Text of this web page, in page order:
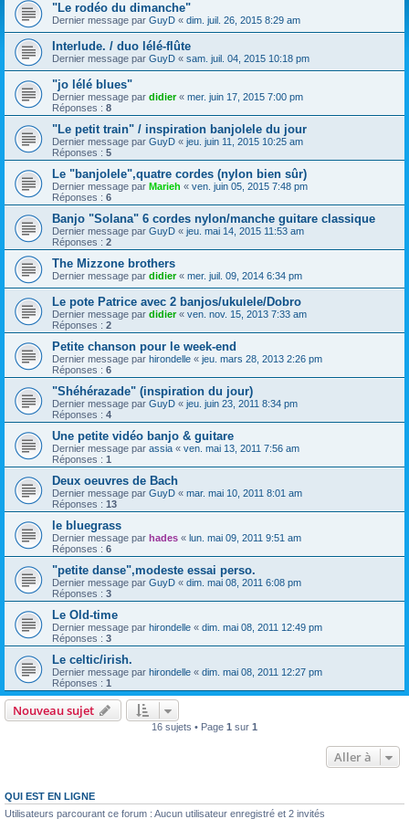
"Le rodéo du dimanche"
Dernier message par GuyD « dim. juil. 26, 2015 8:29 am
Interlude. / duo lélé-flûte
Dernier message par GuyD « sam. juil. 04, 2015 10:18 pm
"jo lélé blues"
Dernier message par didier« mer. juin 17, 2015 7:00 pm
Réponses : 8
"Le petit train" / inspiration banjolele du jour
Dernier message par GuyD « jeu. juin 11, 2015 10:25 am
Réponses : 5
Le "banjolele",quatre cordes (nylon bien sûr)
Dernier message par Marieh « ven. juin 05, 2015 7:48 pm
Réponses : 6
Banjo "Solana" 6 cordes nylon/manche guitare classique
Dernier message par GuyD « jeu. mai 14, 2015 11:53 am
Réponses : 2
The Mizzone brothers
Dernier message par didier« mer. juil. 09, 2014 6:34 pm
Le pote Patrice avec 2 banjos/ukulele/Dobro
Dernier message par didier« ven. nov. 15, 2013 7:33 am
Réponses : 2
Petite chanson pour le week-end
Dernier message par hirondelle « jeu. mars 28, 2013 2:26 pm
Réponses : 6
"Shéhérazade" (inspiration du jour)
Dernier message par GuyD « jeu. juin 23, 2011 8:34 pm
Réponses : 4
Une petite vidéo banjo & guitare
Dernier message par assia « ven. mai 13, 2011 7:56 am
Réponses : 1
Deux oeuvres de Bach
Dernier message par GuyD « mar. mai 10, 2011 8:01 am
Réponses : 13
le bluegrass
Dernier message par hades « lun. mai 09, 2011 9:51 am
Réponses : 6
"petite danse",modeste essai perso.
Dernier message par GuyD « dim. mai 08, 2011 6:08 pm
Réponses : 3
Le Old-time
Dernier message par hirondelle « dim. mai 08, 2011 12:49 pm
Réponses : 3
Le celtic/irish.
Dernier message par hirondelle « dim. mai 08, 2011 12:27 pm
Réponses : 1
Nouveau sujet
16 sujets • Page 1 sur 1
Aller à
QUI EST EN LIGNE
Utilisateurs parcourant ce forum : Aucun utilisateur enregistré et 2 invités